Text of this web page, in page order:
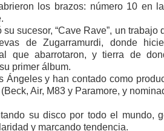
los brazos: número 10 en
sucesor, “Cave Rave”, un trabajo
de Zugarramurdi, donde
que abarrotaron, y tierra de
primer álbum.
Ángeles y han contado como
Air, M83 y Paramore, y
su disco por todo el mundo,
y marcando tendencia.